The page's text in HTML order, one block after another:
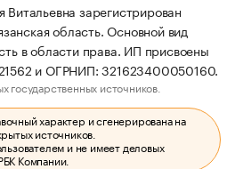
зарегистрирован
область. Основной вид
в области права. ИП присвоены
и ОГРНИП: 321623400050160.
государственных источников.
характер и сгенерирована на
источников.
и не имеет деловых
Компании.